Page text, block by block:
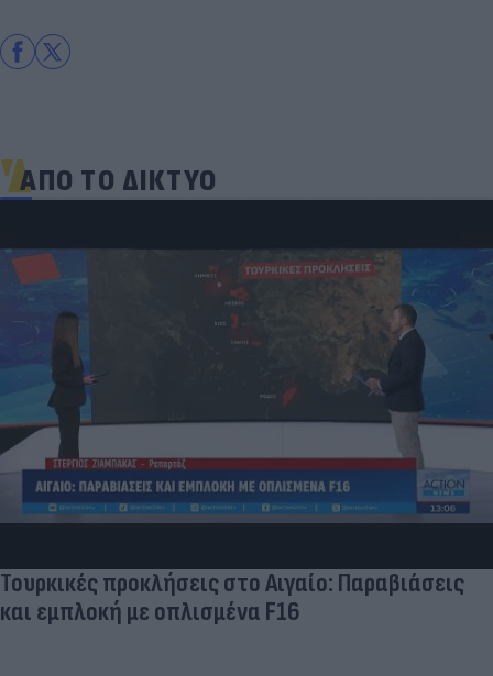
ΑΠΟ ΤΟ ΔΙΚΤΥΟ
Και οι μαϊμούδες έχουν κατοικίδια! Οι
επιστήμονες ρίχνουν φως στις "φιλίες" μεταξύ